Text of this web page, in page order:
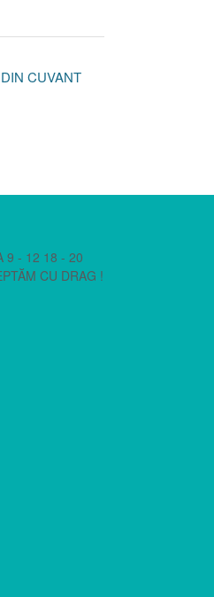
CUVANT
9 - 12 18 - 20
CU DRAG !